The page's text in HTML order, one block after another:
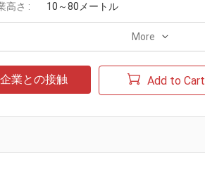
高さ :
10～80メートル
More
企業との接触 Add to Cart